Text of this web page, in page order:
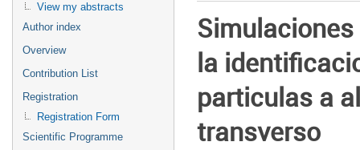
View my abstracts
Author index
Overview
Contribution List
Registration
Registration Form
Scientific Programme
la
particulas a
transverso